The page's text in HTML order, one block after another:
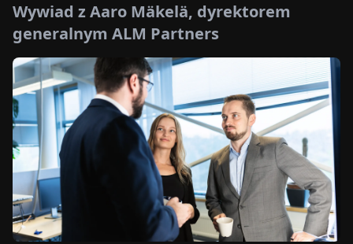
PAPER
TARGI
Wywiad z Aaro Mäkelä, dyrektorem
generalnym ALM Partners